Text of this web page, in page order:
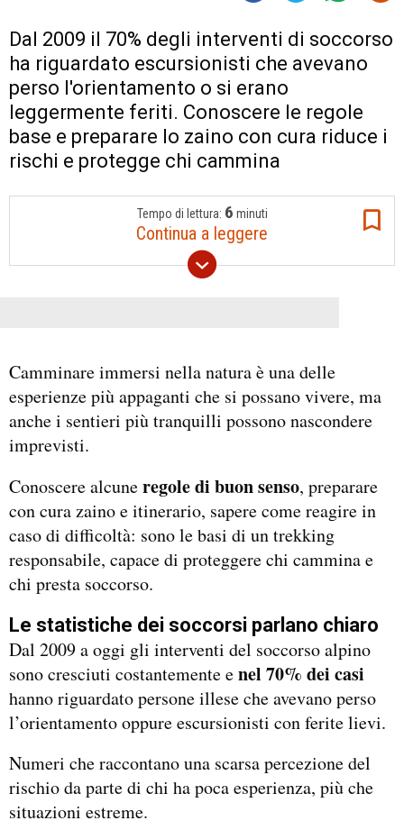
Dal 2009 il 70% degli interventi di soccorso
ha riguardato escursionisti che avevano
perso l'orientamento o si erano
leggermente feriti. Conoscere le regole
base e preparare lo zaino con cura riduce i
rischi e protegge chi cammina
Tempo di lettura: 6 minuti
Continua a leggere
Camminare immersi nella natura è una delle
esperienze più appaganti che si possano vivere, ma
anche i sentieri più tranquilli possono nascondere
imprevisti.
Conoscere alcuneregole di buon senso, preparare
con cura zaino e itinerario, sapere come reagire in
caso di difficoltà: sono le basi di un trekking
responsabile, capace di proteggere chi cammina e
chi presta soccorso.
Le statistiche dei soccorsi parlano chiaro
Dal 2009 a oggi gli interventi del soccorso alpino
sono cresciuti costantemente enel 70% dei casi
hanno riguardato persone illese che avevano perso
l’orientamento oppure escursionisti con ferite lievi.
Numeri che raccontano una scarsa percezione del
rischio da parte di chi ha poca esperienza, più che
situazioni estreme.